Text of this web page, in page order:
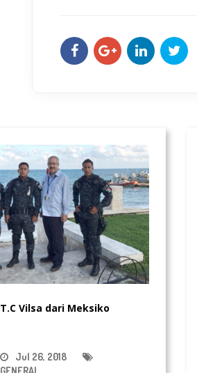
T.C Vilsa dari Meksiko
Jul 26, 2018
GENERAL